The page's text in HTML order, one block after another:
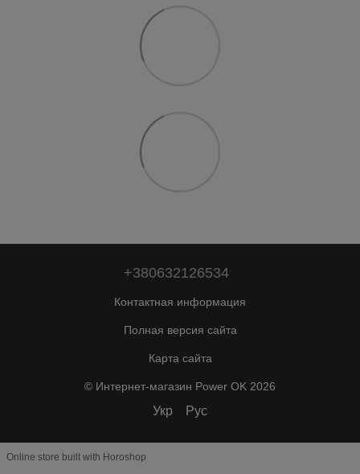
+380632126534
Контактная информация
Полная версия сайта
Карта сайта
© Интернет-магазин Power OK 2026
Укр Рус
Online store built with Horoshop